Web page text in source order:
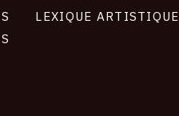
LEXIQUE ARTISTIQUE